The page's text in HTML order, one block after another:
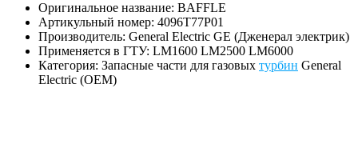
Оригинальное название: BAFFLE
Артикульный номер: 4096T77P01
Производитель: General Electric GE (Дженерал электрик)
Применяется в ГТУ: LM1600 LM2500 LM6000
Категория: Запасные части для газовых турбин General
Electric (OEM)